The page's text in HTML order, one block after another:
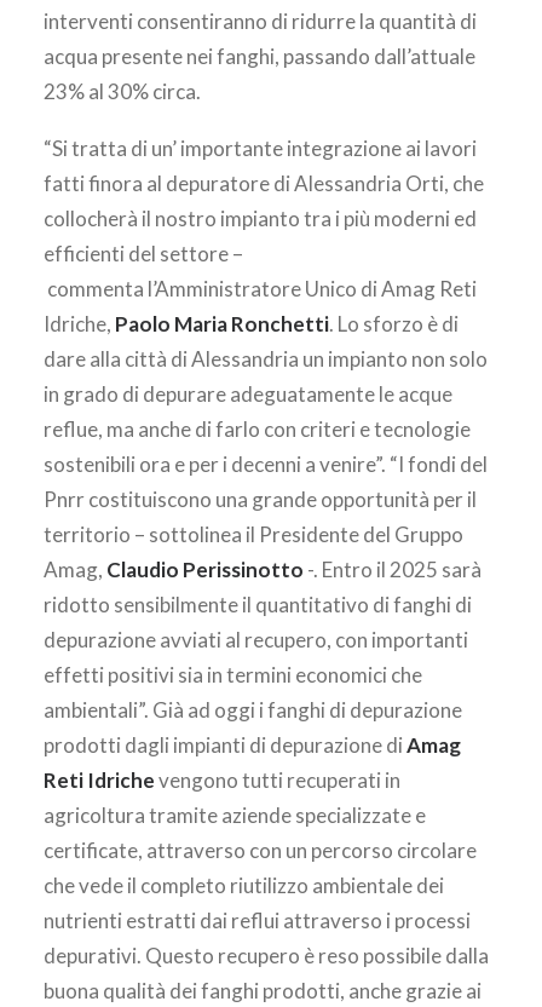
interventi consentiranno di ridurre la quantità di
acqua presente nei fanghi, passando dall’attuale
23% al 30% circa.
“Si tratta di un’ importante integrazione ai lavori
fatti finora al depuratore di Alessandria Orti, che
collocherà il nostro impianto tra i più moderni ed
efficienti del settore –
commenta l’Amministratore Unico di Amag Reti
Idriche, Paolo Maria Ronchetti. Lo sforzo è di
dare alla città di Alessandria un impianto non solo
in grado di depurare adeguatamente le acque
reflue, ma anche di farlo con criteri e tecnologie
sostenibili ora e per i decenni a venire”. “I fondi del
Pnrr costituiscono una grande opportunità per il
territorio – sottolinea il Presidente del Gruppo
Amag, Claudio Perissinotto -. Entro il 2025 sarà
ridotto sensibilmente il quantitativo di fanghi di
depurazione avviati al recupero, con importanti
effetti positivi sia in termini economici che
ambientali”. Già ad oggi i fanghi di depurazione
prodotti dagli impianti di depurazione diAmag
Reti Idrichevengono tutti recuperati in
agricoltura tramite aziende specializzate e
certificate, attraverso con un percorso circolare
che vede il completo riutilizzo ambientale dei
nutrienti estratti dai reflui attraverso i processi
depurativi. Questo recupero è reso possibile dalla
buona qualità dei fanghi prodotti, anche grazie ai